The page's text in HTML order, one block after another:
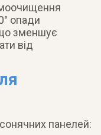
опади
зменшує
від
панелей: